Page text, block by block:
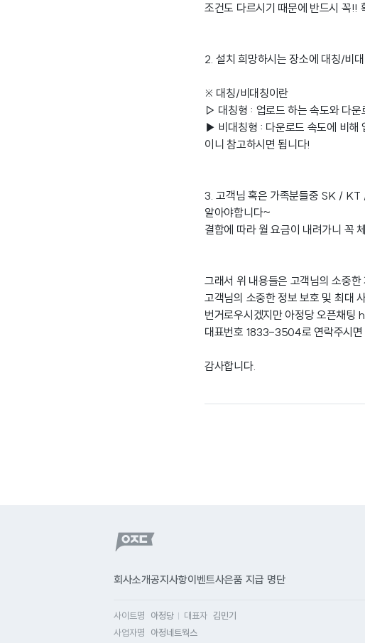
조건도 다르시기 때문에 반드시 꼭!!
2. 설치 희망하시는 장소에 대칭/비
※ 대칭/비대칭이란
▷ 대칭형 : 업로드 하는 속도와 다운
▶ 비대칭형 : 다운로드 속도에 비해
이니 참고하시면 됩니다!
3. 고객님 혹은 가족분들중 SK / KT
알아야합니다~
결합에 따라 월 요금이 내려가니 꼭
그래서 위 내용들은 고객님의 소중
고객님의 소중한 정보 보호 및 최대
번거로우시겠지만 아정당 오픈채팅
대표번호 1833-3504로 연락주시면
감사합니다.
회사소개공지사항이벤트사은품 지급 명단
사이트명 아정당 대표자 김민기
사업자명
아정네트웍스